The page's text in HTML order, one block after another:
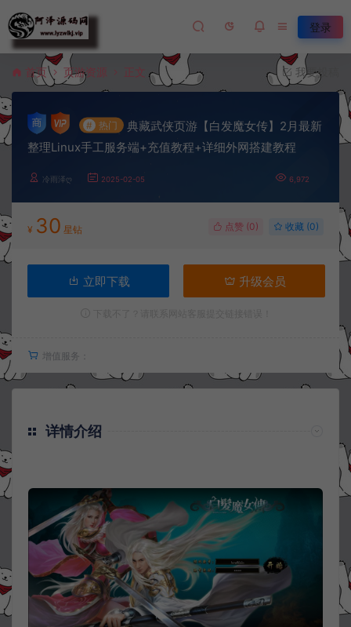
登录
首页 页游资源 正文 我要投稿
# 热门
典藏武侠页游【白发魔女传】2月最新
整理Linux手工服务端+充值教程+详细外网搭建教程
冷雨泽ღ 2025-02-05 6,972
¥ 30 星钻 点赞 (0) 收藏 (0)
立即下载 升级会员
增值服务：
详情介绍